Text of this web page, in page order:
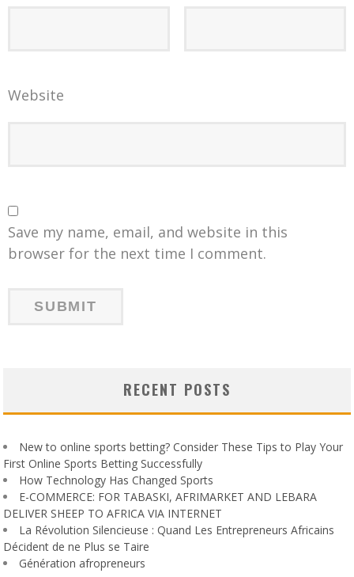
Website
Save my name, email, and website in this
browser for the next time I comment.
RECENT POSTS
New to online sports betting? Consider These Tips to Play Your
First Online Sports Betting Successfully
How Technology Has Changed Sports
E-COMMERCE: FOR TABASKI, AFRIMARKET AND LEBARA
DELIVER SHEEP TO AFRICA VIA INTERNET
La Révolution Silencieuse : Quand Les Entrepreneurs Africains
Décident de ne Plus se Taire
Génération afropreneurs